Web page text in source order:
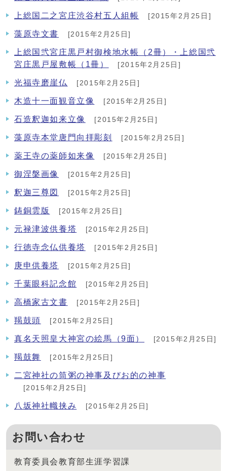
上総国二之宮庄渋谷村五人組帳 [2015年2月25日]
藻原寺文書 [2015年2月25日]
上総国弐宮庄黒戸村御検地水帳（2冊）・上総国弐
宮庄黒戸屋敷帳（1冊）
[2015年2月25日]
光福寺磨崖仏 [2015年2月25日]
木造十一面観音立像 [2015年2月25日]
石造釈迦如来立像 [2015年2月25日]
藻原寺本堂唐門向拝彫刻 [2015年2月25日]
薬王寺の薬師如来像 [2015年2月25日]
御涅槃画像 [2015年2月25日]
釈迦三尊図 [2015年2月25日]
鋳銅雲版 [2015年2月25日]
元禄津波供養塔 [2015年2月25日]
行徳寺念仏供養塔 [2015年2月25日]
庚申供養塔 [2015年2月25日]
千葉眼科記念館 [2015年2月25日]
高橋家古文書 [2015年2月25日]
羯鼓頭 [2015年2月25日]
真名天照皇大神宮の絵馬（9面） [2015年2月25日]
羯鼓舞 [2015年2月25日]
二宮神社の筒粥の神事及びお的の神事
[2015年2月25日]
八坂神社幟挟み [2015年2月25日]
お問い合わせ
教育委員会教育部生涯学習課